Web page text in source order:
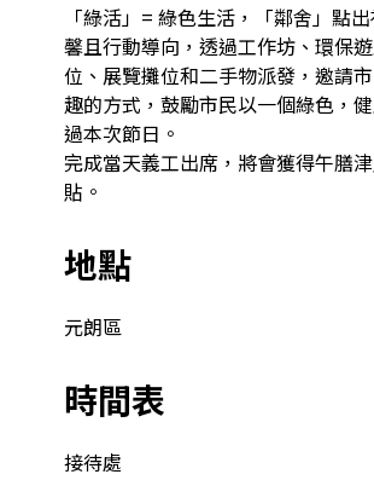
「綠活」= 綠色生活，「鄰舍」點
馨且行動導向，透過工作坊、環保
位、展覽攤位和二手物派發，邀請
趣的方式，鼓勵市民以一個綠色，
過本次節日。
完成當天義工出席，將會獲得午膳
貼。
地點
元朗區
時間表
接待處